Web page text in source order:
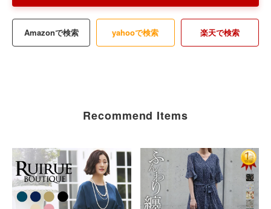
Amazonで検索 yahooで検索 楽天で検索
Recommend Items